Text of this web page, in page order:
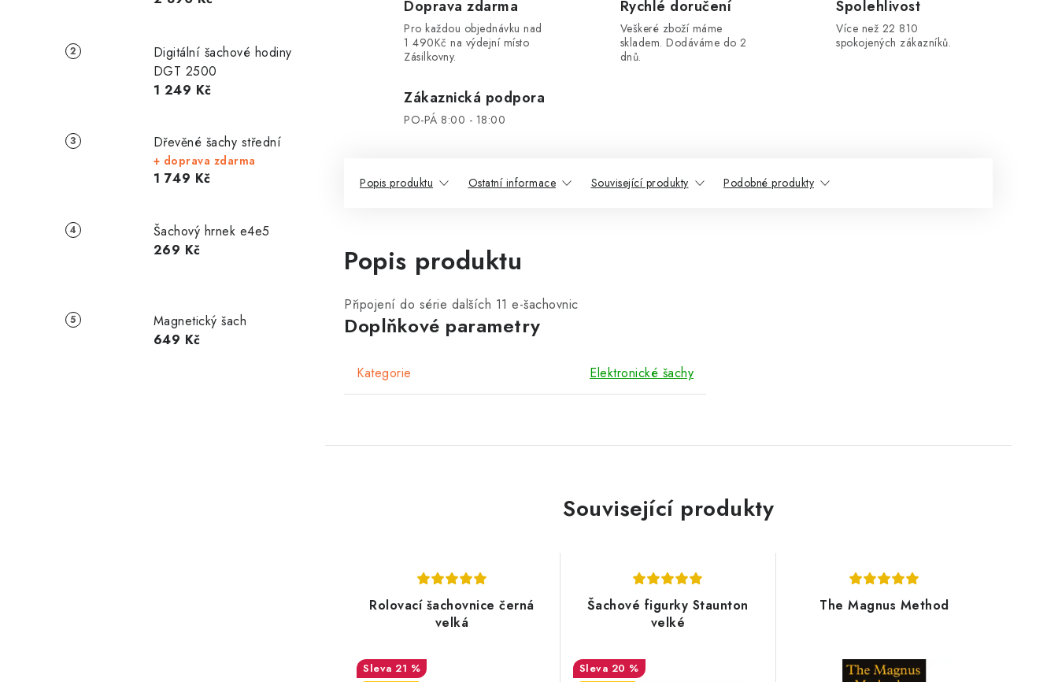
Digitální šachové hodiny
DGT 2500
1 249 Kč
Dřevěné šachy střední
+ doprava zdarma
1 749 Kč
Šachový hrnek e4e5
269 Kč
Magnetický šach
649 Kč
Doprava zdarma
Pro každou objednávku nad
1 490Kč na výdejní místo
Zásilkovny.
Rychlé doručení
Veškeré zboží máme
skladem. Dodáváme do 2
dnů.
Spolehlivost
Více než 22 810
spokojených zákazníků.
Zákaznická podpora
PO-PÁ 8:00 - 18:00
Popis produktu Ostatní informace Související produkty Podobné produkty
Popis produktu
Připojení do série dalších 11 e-šachovnic
Doplňkové parametry
Kategorie Elektronické šachy
Související produkty
Rolovací šachovnice černá
velká
21 %
Šachové figurky Staunton
velké
20 %
The Magnus Method